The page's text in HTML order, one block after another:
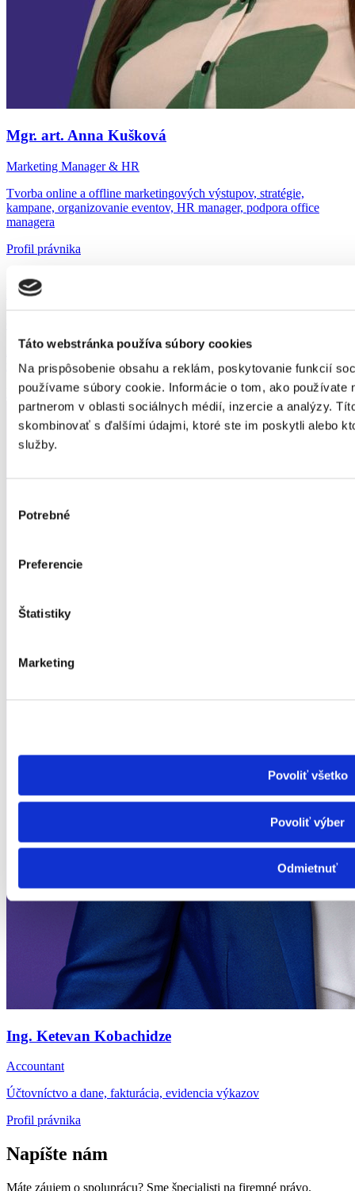
Táto webstránka používa súbory cookies
Na prispôsobenie obsahu a reklám, poskytovanie funkcií
používame súbory cookie. Informácie o tom, ako používate
partnerom v oblasti sociálnych médií, inzercie a analýzy.
skombinovať s ďalšími údajmi, ktoré ste im poskytli alebo
služby.
súhlasu
Potrebné
Preferencie
Štatistiky
Marketing
Povoliť všetko
Povoliť výber
Odmietnuť
Mgr. art. Anna Kušková
Marketing Manager & HR
Tvorba online a offline marketingových výstupov, stratégie,
kampane, organizovanie eventov, HR manager, podpora office
managera
Profil právnika
Mgr. Beáta Vojtková
Administratíva, fakturácia, IT podpora a elektronické spisy,
manažment súdnych spisov, plánovanie meetingov
Profil právnika
Ing. Ketevan Kobachidze
Accountant
Účtovníctvo a dane, fakturácia, evidencia výkazov
Profil právnika
Napíšte nám
Máte záujem o spoluprácu? Sme špecialisti na firemné právo.